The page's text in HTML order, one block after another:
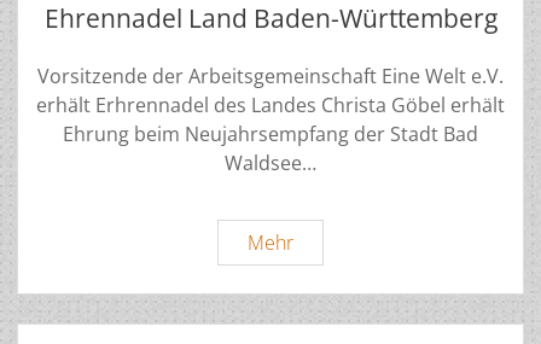
Ehrennadel Land Baden-Württemberg
Vorsitzende der Arbeitsgemeinschaft Eine Welt e.V.
erhält Erhrennadel des Landes Christa Göbel erhält
Ehrung beim Neujahrsempfang der Stadt Bad
Waldsee…
MehrEhrennadel
Land
Baden-
Württemberg